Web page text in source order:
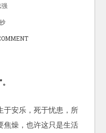
强
安乐，死于忧患，所
焦燥，也许这只是生活